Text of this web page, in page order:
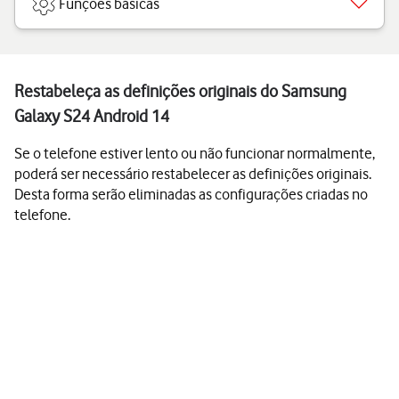
Funções básicas
Restabeleça as definições originais do Samsung
Galaxy S24 Android 14
Se o telefone estiver lento ou não funcionar normalmente,
poderá ser necessário restabelecer as definições originais.
Desta forma serão eliminadas as configurações criadas no
telefone.